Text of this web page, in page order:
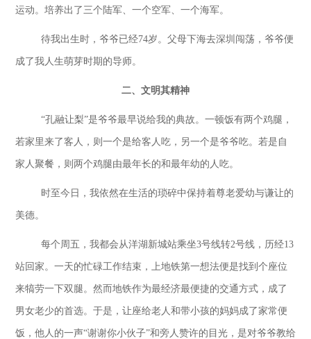
运动。培养出了三个陆军、一个空军 、一个海军。
待我出生时，爷爷已经74岁。父母下海去深圳闯荡，爷爷便
成了我人生萌芽时期的导师。
二、文明其精神
“孔融让梨”是爷爷最早说给我的典故。一顿饭有两个鸡腿，
若家里来了客人，则一个是给客人吃，另一个是爷爷吃。若是自
家人聚餐，则两个鸡腿由最年长的和最年幼的人吃。
时至今日，我依然在生活的琐碎中保持着尊老爱幼与谦让的
美德。
每个周五，我都会从洋湖新城站乘坐3号线转2号线，历经13
站回家。一天的忙碌工作结束，上地铁第一想法便是找到个座位
来犒劳一下双腿。然而地铁作为最经济最便捷的交通方式，成了
男女老少的首选。于是，让座给老人和带小孩的妈妈成了家常便
饭，他人的一声“谢谢你小伙子”和旁人赞许的目光，是对爷爷教给